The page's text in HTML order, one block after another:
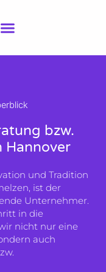
bzw.
Hannover
und Tradition
ist der
Unternehmer.
in die
nicht nur eine
auch